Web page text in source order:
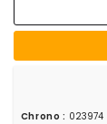
Chrono : 023974